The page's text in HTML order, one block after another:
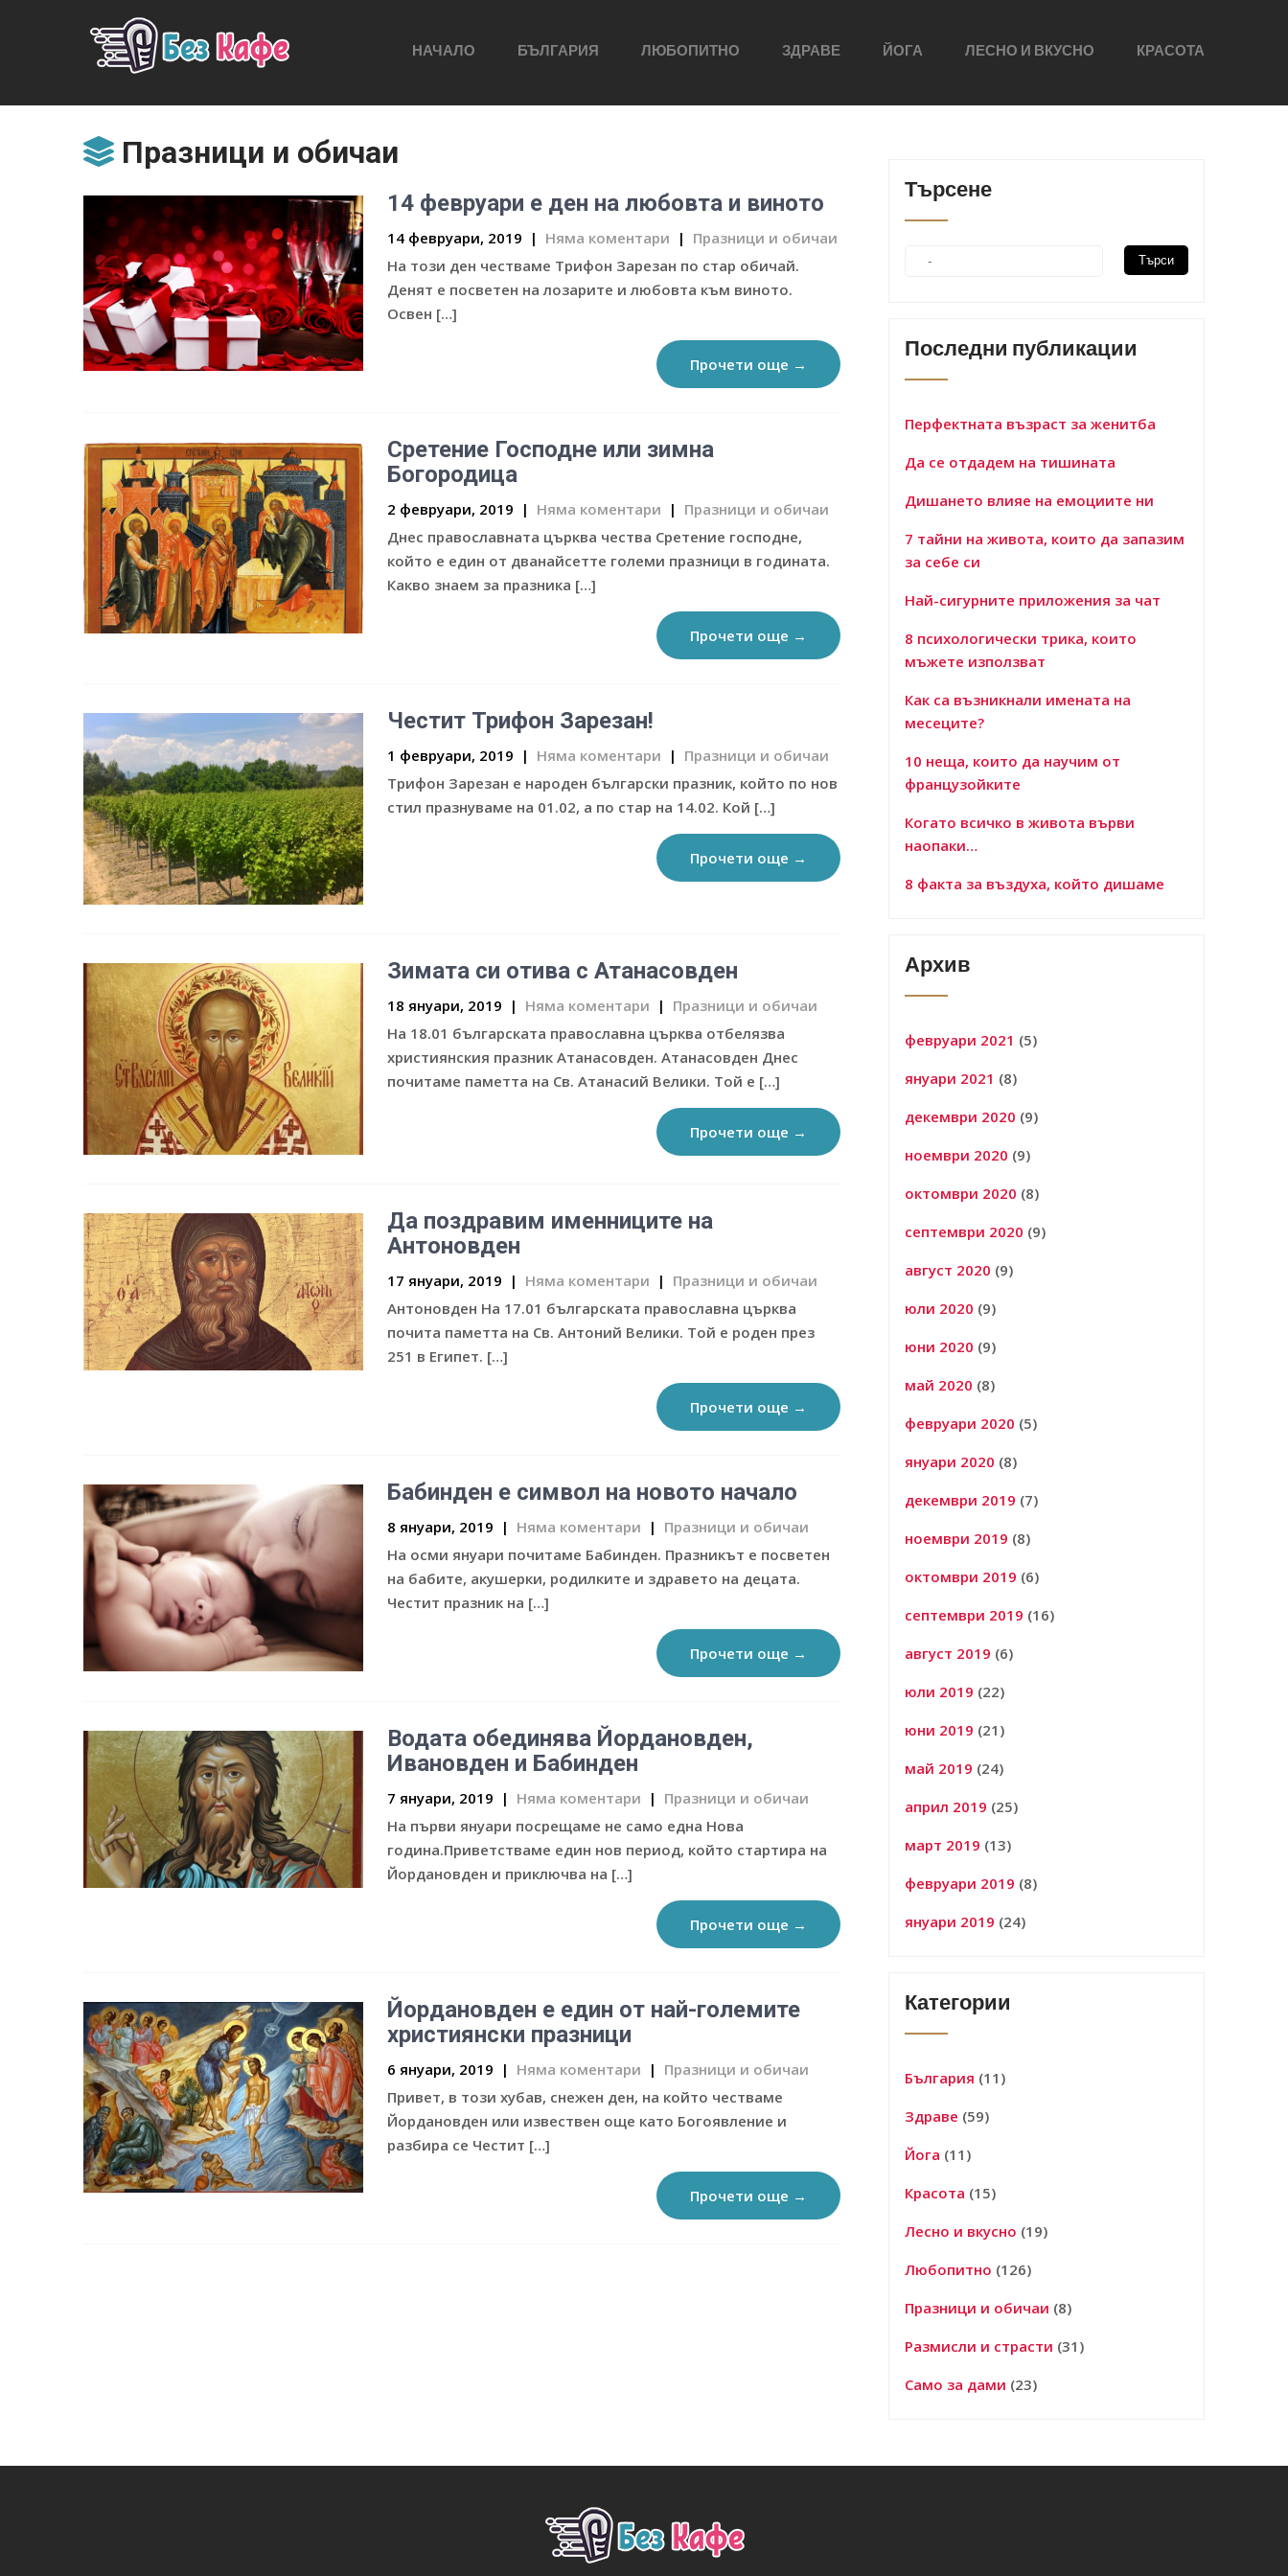
НАЧАЛО БЪЛГАРИЯ ЛЮБОПИТНО ЗДРАВЕ ЙОГА ЛЕСНО И ВКУСНО КРАСОТА
Празници и обичаи
14 февруари е ден на любовта и виното
14 февруари, 2019 | Няма коментари | Празници и обичаи
На този ден честваме Трифон Зарезан по стар обичай.
Денят е посветен на лозарите и любовта към виното.
Освен […]
Прочети още →
Сретение Господне или зимна
Богородица
2 февруари, 2019 | Няма коментари | Празници и обичаи
Днес православната църква чества Сретение господне,
който е един от дванайсетте големи празници в годината.
Какво знаем за празника […]
Прочети още →
Честит Трифон Зарезан!
1 февруари, 2019 | Няма коментари | Празници и обичаи
Трифон Зарезан е народен български празник, който по нов
стил празнуваме на 01.02, а по стар на 14.02. Кой […]
Прочети още →
Зимата си отива с Атанасовден
18 януари, 2019 | Няма коментари | Празници и обичаи
На 18.01 българската православна църква отбелязва
християнския празник Атанасовден. Атанасовден Днес
почитаме паметта на Св. Атанасий Велики. Той е […]
Прочети още →
Да поздравим именниците на
Антоновден
17 януари, 2019 | Няма коментари | Празници и обичаи
Антоновден На 17.01 българската православна църква
почита паметта на Св. Антоний Велики. Той е роден през
251 в Египет. […]
Прочети още →
Бабинден е символ на новото начало
8 януари, 2019 | Няма коментари | Празници и обичаи
На осми януари почитаме Бабинден. Празникът е посветен
на бабите, акушерки, родилките и здравето на децата.
Честит празник на […]
Прочети още →
Водата обединява Йордановден,
Ивановден и Бабинден
7 януари, 2019 | Няма коментари | Празници и обичаи
На първи януари посрещаме не само една Нова
година.Приветстваме един нов период, който стартира на
Йордановден и приключва на […]
Прочети още →
Йордановден е един от най-големите
християнски празници
6 януари, 2019 | Няма коментари | Празници и обичаи
Привет, в този хубав, снежен ден, на който честваме
Йордановден или извествен още като Богоявление и
разбира се Честит […]
Прочети още →
Търсене
Последни публикации
Перфектната възраст за женитба
Да се отдадем на тишината
Дишането влияе на емоциите ни
7 тайни на живота, които да запазим
за себе си
Най-сигурните приложения за чат
8 психологически трика, които
мъжете използват
Как са възникнали имената на
месеците?
10 неща, които да научим от
французойките
Когато всичко в живота върви
наопаки…
8 факта за въздуха, който дишаме
Архив
февруари 2021 (5)
януари 2021 (8)
декември 2020 (9)
ноември 2020 (9)
октомври 2020 (8)
септември 2020 (9)
август 2020 (9)
юли 2020 (9)
юни 2020 (9)
май 2020 (8)
февруари 2020 (5)
януари 2020 (8)
декември 2019 (7)
ноември 2019 (8)
октомври 2019 (6)
септември 2019 (16)
август 2019 (6)
юли 2019 (22)
юни 2019 (21)
май 2019 (24)
април 2019 (25)
март 2019 (13)
февруари 2019 (8)
януари 2019 (24)
Категории
България (11)
Здраве (59)
Йога (11)
Красота (15)
Лесно и вкусно (19)
Любопитно (126)
Празници и обичаи (8)
Размисли и страсти (31)
Само за дами (23)